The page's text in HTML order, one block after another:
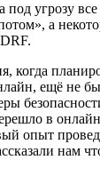
под угрозу
а
когда
ещё не
в
опыт
нам